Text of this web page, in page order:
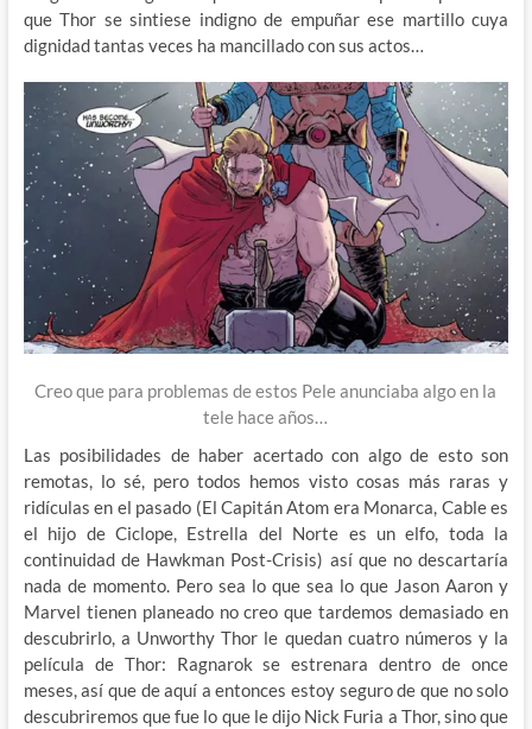
que Thor se sintiese indigno de empuñar ese martillo cuya
dignidad tantas veces ha mancillado con sus actos…
Creo que para problemas de estos Pele anunciaba algo en la
tele hace años…
Las posibilidades de haber acertado con algo de esto son
remotas, lo sé, pero todos hemos visto cosas más raras y
ridículas en el pasado (El Capitán Atom era Monarca, Cable es
el hijo de Ciclope, Estrella del Norte es un elfo, toda la
continuidad de Hawkman Post-Crisis) así que no descartaría
nada de momento. Pero sea lo que sea lo que Jason Aaron y
Marvel tienen planeado no creo que tardemos demasiado en
descubrirlo, a Unworthy Thor le quedan cuatro números y la
película de Thor: Ragnarok se estrenara dentro de once
meses, así que de aquí a entonces estoy seguro de que no solo
descubriremos que fue lo que le dijo Nick Furia a Thor, sino que